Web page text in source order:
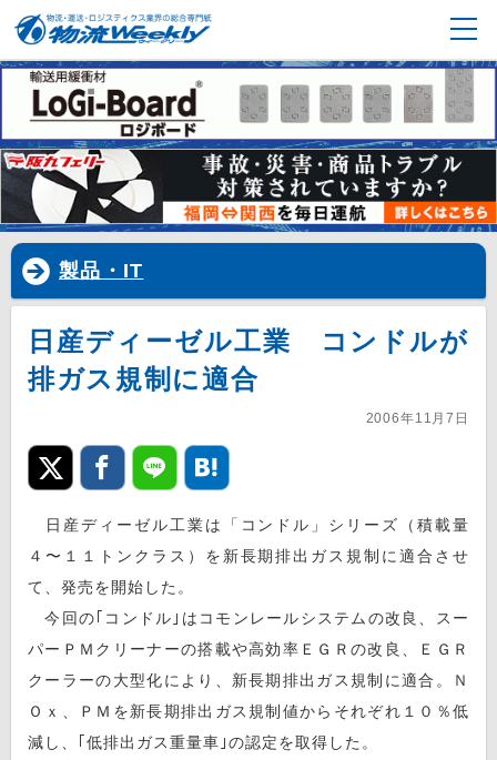
製品・IT
日産ディーゼル工業 コンドルが
排ガス規制に適合
2006年11月7日
日産ディーゼル工業は「コンドル」シリーズ（積載量
４〜１１トンクラス）を新長期排出ガス規制に適合させ
て、発売を開始した。
今回の｢コンドル｣はコモンレールシステムの改良、スー
パーＰＭクリーナーの搭載や高効率ＥＧＲの改良、ＥＧＲ
クーラーの大型化により、新長期排出ガス規制に適合。Ｎ
Ｏｘ、ＰＭを新長期排出ガス規制値からそれぞれ１０％低
減し、｢低排出ガス重量車｣の認定を取得した。